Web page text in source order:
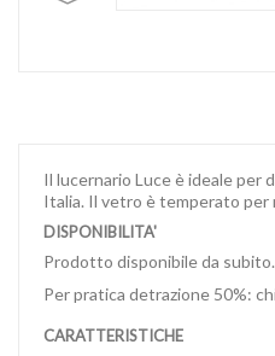
Il lucernario Luce è ideale per
Italia. Il vetro è temperato per
DISPONIBILITA'
Prodotto disponibile da subito.
Per pratica detrazione 50%:
CARATTERISTICHE